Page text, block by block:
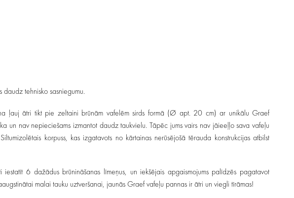
tehnisko sasniegumu.
ļauj ātri tikt pie zeltaini brūnām vafelēm sirds formā (Ø apt. 20 cm) ar unikālu Graef
nav nepieciešams izmantot daudz taukvielu. Tāpēc jums vairs nav jāieeļļo sava vafeļu
korpuss, kas izgatavots no kārtainas nerūsējošā tērauda konstrukcijas atbilst
6 dažādus brūnināšanas līmeņus, un iekšējais apgaismojums palīdzēs pagatavot
malai tauku uztveršanai, jaunās Graef vafeļu pannas ir ātri un viegli tīrāmas!